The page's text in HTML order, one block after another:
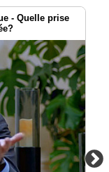
- Quelle prise